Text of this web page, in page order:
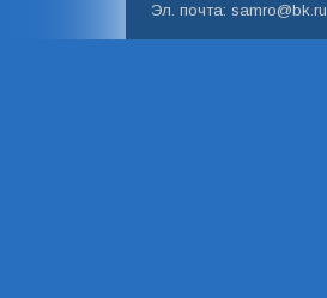
Эл. почта: samro@bk.ru